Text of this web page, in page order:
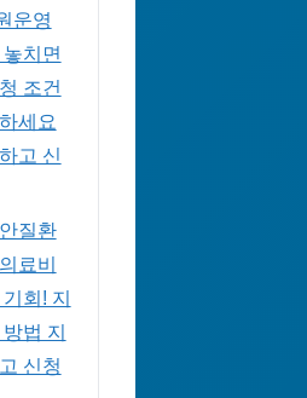
운영
치면
조건
세요
고 신
질환
료비
회! 지
법 지
신청